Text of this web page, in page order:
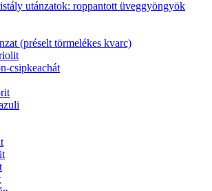
utánzatok: roppantott üveggyöngyök
(préselt törmelékes kvarc)
csipkeachát